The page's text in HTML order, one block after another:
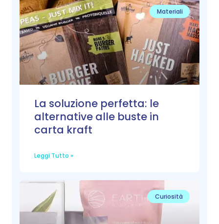
Materiali
La soluzione perfetta: le
alternative alle buste in
carta kraft
Leggi Tutto »
Curiosità